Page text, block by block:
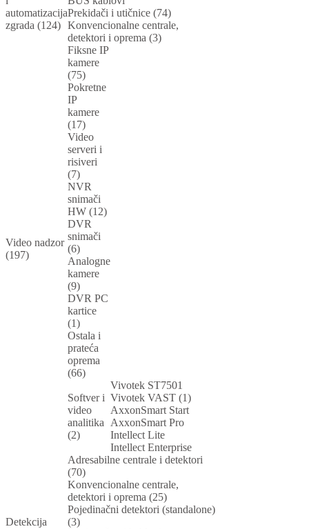
automatizacija
zgrada (124)
Prekidači i utičnice (74)
Konvencionalne centrale,
detektori i oprema (3)
Video nadzor
(197)
Fiksne IP
kamere
(75)
Pokretne
IP
kamere
(17)
Video
serveri i
risiveri
(7)
NVR
snimači
HW (12)
DVR
snimači
(6)
Analogne
kamere
(9)
DVR PC
kartice
(1)
Ostala i
prateća
oprema
(66)
Softver i
video
analitika
(2)
Vivotek ST7501
Vivotek VAST (1)
AxxonSmart Start
AxxonSmart Pro
Intellect Lite
Intellect Enterprise
Detekcija
Adresabilne centrale i detektori
(70)
Konvencionalne centrale,
detektori i oprema (25)
Pojedinačni detektori (standalone)
(3)